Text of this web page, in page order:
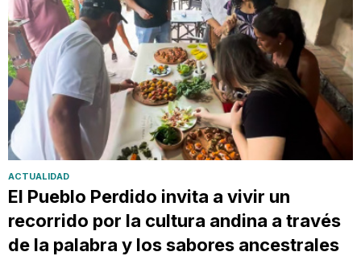
ACTUALIDAD
El Pueblo Perdido invita a vivir un
recorrido por la cultura andina a través
de la palabra y los sabores ancestrales